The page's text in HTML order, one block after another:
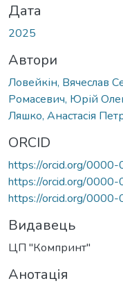
Дата
2025
Автори
Ловейкін, Вячеслав
Ромасевич, Юрій
Ляшко, Анастасія
ORCID
https://orcid.org/
https://orcid.org/
https://orcid.org/
Видавець
ЦП "Компринт"
Анотація